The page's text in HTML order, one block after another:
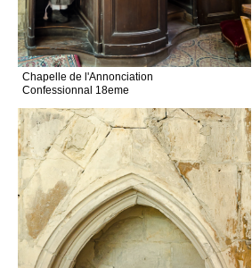
Chapelle de l'Annonciation
Confessionnal 18eme